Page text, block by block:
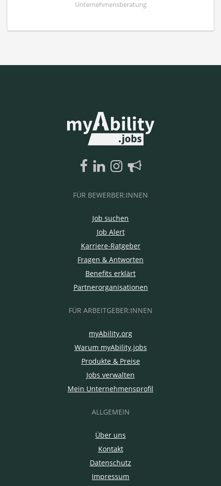
Unternehmensberatung
FÜR BEWERBER:INNEN
Job suchen
Job Alert
Karriere-Ratgeber
Fragen & Antworten
Benefits erklärt
Partnerorganisationen
FÜR ARBEITGEBER:INNEN
myAbility.org
Warum myAbility.jobs
Produkte & Preise
Jobs verwalten
Mein Unternehmensprofil
ALLGEMEIN
Über uns
Kontakt
Datenschutz
Impressum